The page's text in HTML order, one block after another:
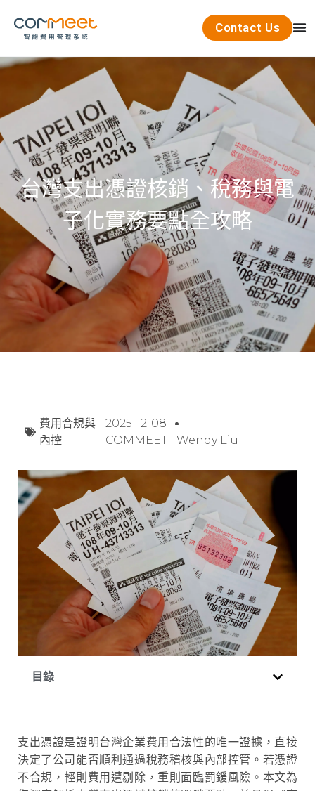
Contact Us
台灣支出憑證核銷、稅務與電
子化實務要點全攻略
費用合規與
內控
2025-12-08
COMMEET | Wendy Liu
目錄
支出憑證是證明台灣企業費用合法性的唯一證據，直接
決定了公司能否順利通過稅務稽核與內部控管。若憑證
不合規，輕則費用遭剔除，重則面臨罰鍰風險。本文為